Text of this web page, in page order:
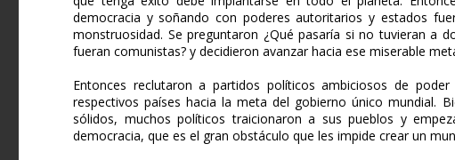
democracia y soñando con poderes autoritarios y estados
monstruosidad. Se preguntaron ¿Qué pasaría si no tuvieran a
fueran comunistas? y decidieron avanzar hacia ese miserable
Entonces reclutaron a partidos políticos ambiciosos de
respectivos países hacia la meta del gobierno único mundial.
sólidos, muchos políticos traicionaron a sus pueblos y
democracia, que es el gran obstáculo que les impide crear un